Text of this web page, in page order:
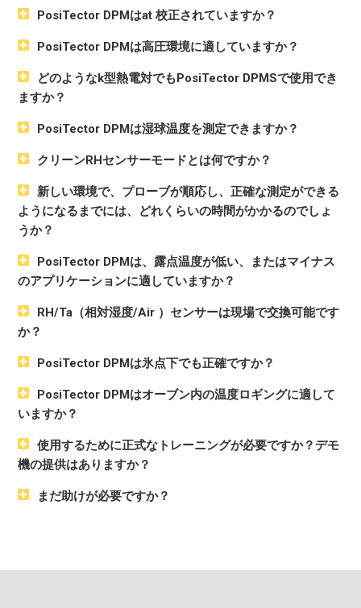
PosiTector DPMはat 校正されていますか？
PosiTector DPMは高圧環境に適していますか？
どのようなk型熱電対でもPosiTector DPMSで使用でき
ますか？
PosiTector DPMは湿球温度を測定できますか？
クリーンRHセンサーモードとは何ですか？
新しい環境で、プローブが順応し、正確な測定ができる
ようになるまでには、どれくらいの時間がかかるのでしょ
うか？
PosiTector DPMは、露点温度が低い、またはマイナス
のアプリケーションに適していますか？
RH/Ta（相対湿度/Air ）センサーは現場で交換可能です
か？
PosiTector DPMは氷点下でも正確ですか？
PosiTector DPMはオーブン内の温度ロギングに適して
いますか？
使用するために正式なトレーニングが必要ですか？デモ
機の提供はありますか？
まだ助けが必要ですか？